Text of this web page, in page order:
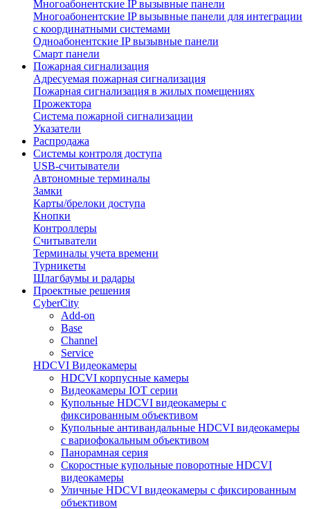
Многоабонентские IP вызывные панели
Многоабонентские IP вызывные панели для интеграции
с координатными системами
Одноабонентские IP вызывные панели
Смарт панели
Пожарная сигнализация
Адресуемая пожарная сигнализация
Пожарная сигнализация в жилых помещениях
Прожектора
Система пожарной сигнализации
Указатели
Распродажа
Системы контроля доступа
USB-считыватели
Автономные терминалы
Замки
Карты/брелоки доступа
Кнопки
Контроллеры
Считыватели
Терминалы учета времени
Турникеты
Шлагбаумы и радары
Проектные решения
CyberCity
Add-on
Base
Channel
Service
HDCVI Видеокамеры
HDCVI корпусные камеры
Видеокамеры IOT серии
Купольные HDCVI видеокамеры с
фиксированным объективом
Купольные антивандальные HDCVI видеокамеры
с вариофокальным объективом
Панорамная серия
Скоростные купольные поворотные HDCVI
видеокамеры
Уличные HDCVI видеокамеры с фиксированным
объективом